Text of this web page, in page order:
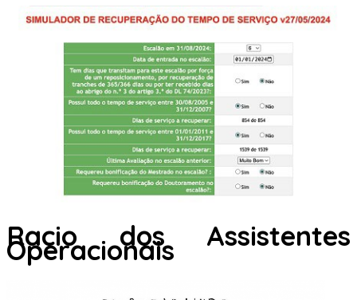
Racio dos Assistentes
Operacionais